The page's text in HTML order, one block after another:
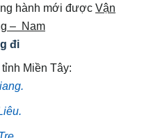
hành mới được Vận
– Nam
đi
Miền Tây: